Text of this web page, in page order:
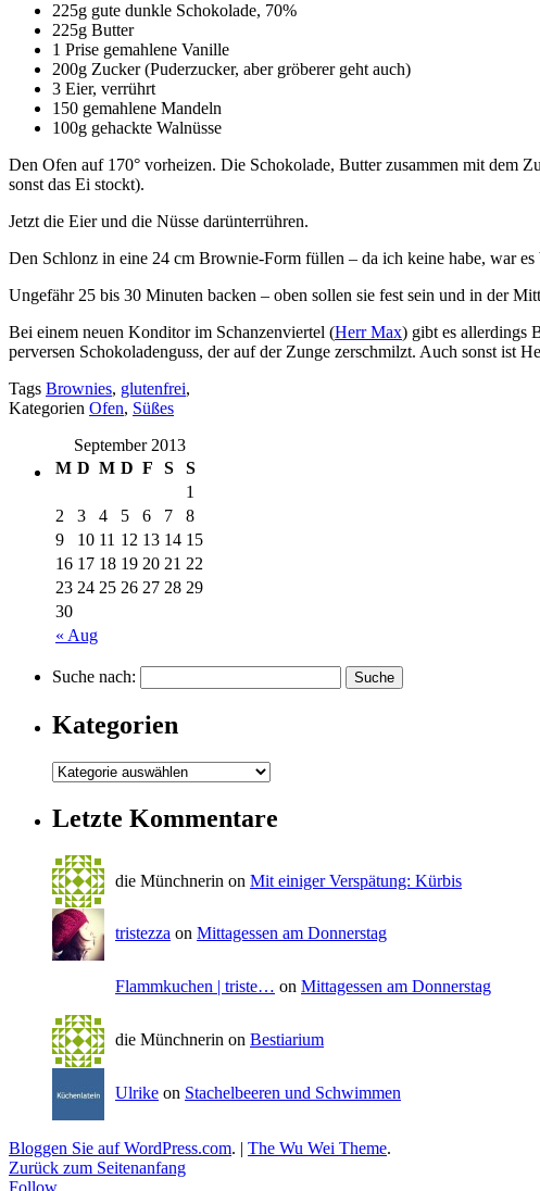
225g gute dunkle Schokolade, 70%
225g Butter
1 Prise gemahlene Vanille
200g Zucker (Puderzucker, aber gröberer geht auch)
3 Eier, verrührt
150 gemahlene Mandeln
100g gehackte Walnüsse
Den Ofen auf 170° vorheizen. Die Schokolade, Butter zusammen mit dem
sonst das Ei stockt).
Jetzt die Eier und die Nüsse darünterrühren.
Den Schlonz in eine 24 cm Brownie-Form füllen – da ich keine habe, war
Ungefähr 25 bis 30 Minuten backen – oben sollen sie fest sein und in der
Bei einem neuen Konditor im Schanzenviertel (Herr Max) gibt es allerdings
perversen Schokoladenguss, der auf der Zunge zerschmilzt. Auch sonst ist
Tags Brownies, glutenfrei,
Kategorien Ofen, Süßes
September 2013
M D M D F S S
« Aug
1
2
3 4 5 6 7
8
9
10 11 12 13 14 15
16 17 18 19 20 21 22
23 24 25 26 27 28 29
30
Suche nach:
Kategorien
Letzte Kommentare
die Münchnerin on Mit einiger Verspätung: Kürbis
tristezza on Mittagessen am Donnerstag
Flammkuchen | triste… on Mittagessen am Donnerstag
die Münchnerin on Bestiarium
Ulrike on Stachelbeeren und Schwimmen
Bloggen Sie auf WordPress.com. | The Wu Wei Theme.
Zurück zum Seitenanfang
Follow